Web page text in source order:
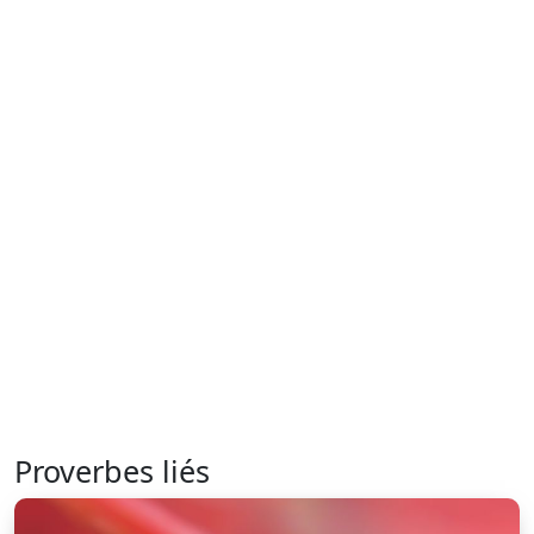
Proverbes liés